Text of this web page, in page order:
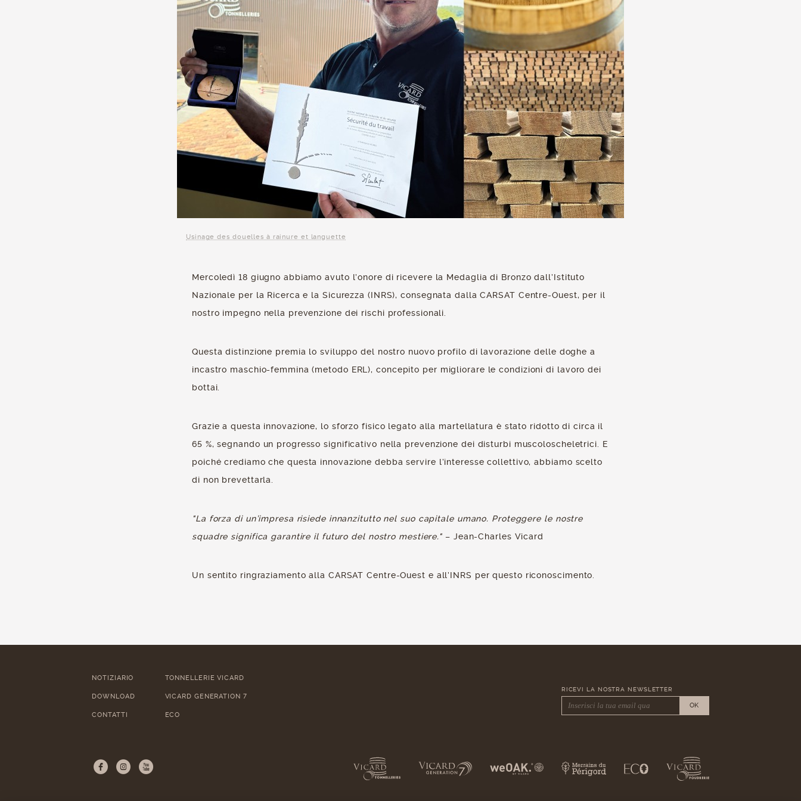
Usinage des douelles à rainure et languette
Mercoledì 18 giugno abbiamo avuto l’onore di ricevere la Medaglia di Bronzo dall’Istituto
Nazionale per la Ricerca e la Sicurezza (INRS), consegnata dalla CARSAT Centre-Ouest, per il
nostro impegno nella prevenzione dei rischi professionali.
Questa distinzione premia lo sviluppo del nostro nuovo profilo di lavorazione delle doghe a
incastro maschio-femmina (metodo ERL), concepito per migliorare le condizioni di lavoro dei
bottai.
Grazie a questa innovazione, lo sforzo fisico legato alla martellatura è stato ridotto di circa il
65 %, segnando un progresso significativo nella prevenzione dei disturbi muscoloscheletrici. E
poiché crediamo che questa innovazione debba servire l’interesse collettivo, abbiamo scelto
di non brevettarla.
"La forza di un’impresa risiede innanzitutto nel suo capitale umano. Proteggere le nostre
squadre significa garantire il futuro del nostro mestiere." – Jean-Charles Vicard
Un sentito ringraziamento alla CARSAT Centre-Ouest e all’INRS per questo riconoscimento.
NOTIZIARIO
DOWNLOAD
CONTATTI
TONNELLERIE VICARD
VICARD GENERATION 7
ECO
RICEVI LA NOSTRA NEWSLETTER
OK